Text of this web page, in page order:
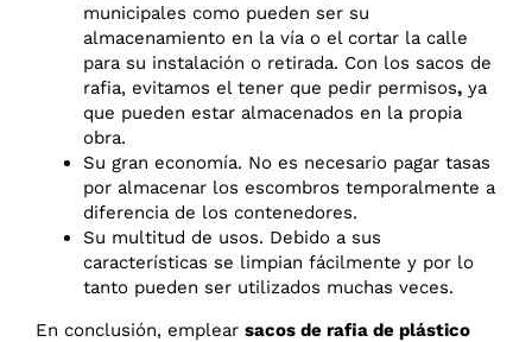
municipales como pueden ser su
almacenamiento en la vía o el cortar la calle
para su instalación o retirada. Con los sacos de
rafia, evitamos el tener que pedir permisos, ya
que pueden estar almacenados en la propia
obra.
Su gran economía. No es necesario pagar tasas
por almacenar los escombros temporalmente a
diferencia de los contenedores.
Su multitud de usos. Debido a sus
características se limpian fácilmente y por lo
tanto pueden ser utilizados muchas veces.
En conclusión, emplear sacos de rafia de plástico